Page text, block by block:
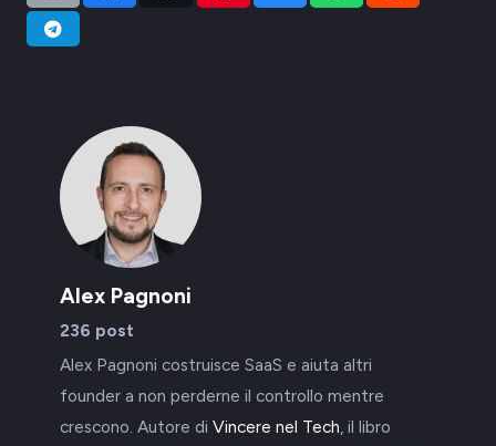
Alex Pagnoni
236 post
Alex Pagnoni costruisce SaaS e aiuta altri
founder a non perderne il controllo mentre
crescono. Autore di Vincere nel Tech, il libro